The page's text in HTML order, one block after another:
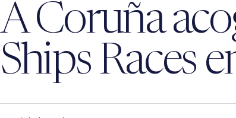
A Coruña
Ships Races